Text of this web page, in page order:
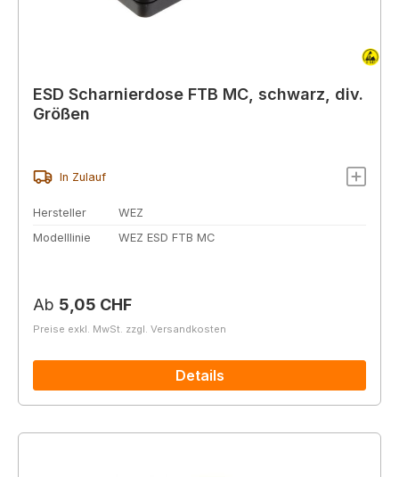
ESD Scharnierdose FTB MC, schwarz, div.
Größen
In Zulauf
Hersteller
WEZ
Modelllinie
WEZ ESD FTB MC
Regulärer Preis:
Ab 5,05 CHF
Preise exkl. MwSt. zzgl. Versandkosten
Details